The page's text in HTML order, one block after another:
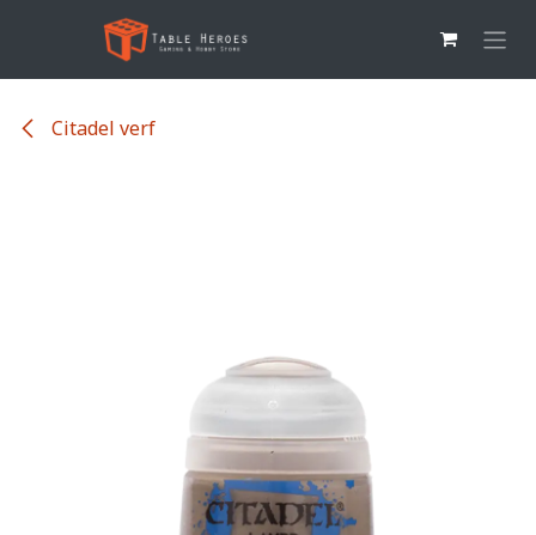
Overslaan naar inhoud
Citadel verf